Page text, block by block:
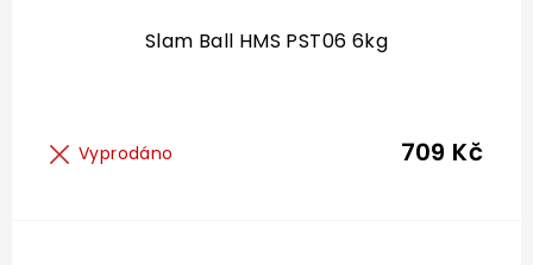
Slam Ball HMS PST06 6kg
Vyprodáno 709 Kč